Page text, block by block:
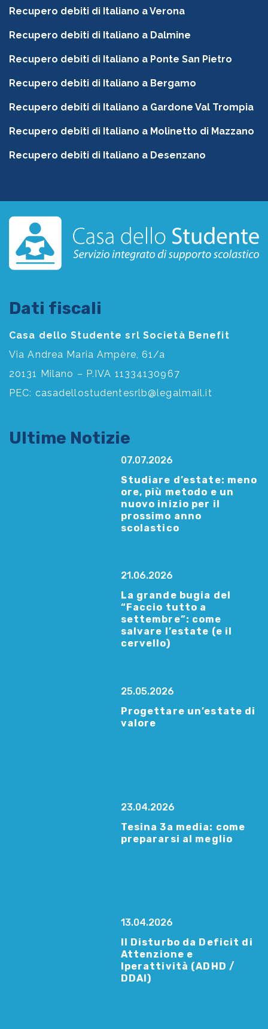
Recupero debiti di Italiano a Verona
Recupero debiti di Italiano a Dalmine
Recupero debiti di Italiano a Ponte San Pietro
Recupero debiti di Italiano a Bergamo
Recupero debiti di Italiano a Gardone Val Trompia
Recupero debiti di Italiano a Molinetto di Mazzano
Recupero debiti di Italiano a Desenzano
Dati fiscali
Casa dello Studente srl Società Benefit
Via Andrea Maria Ampère, 61/a
20131 Milano – P.IVA 11334130967
PEC: casadellostudentesrlb@legalmail.it
Ultime Notizie
07.07.2026
Studiare d’estate: meno
ore, più metodo e un
nuovo inizio per il
prossimo anno
scolastico
21.06.2026
La grande bugia del
“Faccio tutto a
settembre”: come
salvare l’estate (e il
cervello)
25.05.2026
Progettare un’estate di
valore
23.04.2026
Tesina 3a media: come
prepararsi al meglio
13.04.2026
Il Disturbo da Deficit di
Attenzione e
Iperattività (ADHD /
DDAI)